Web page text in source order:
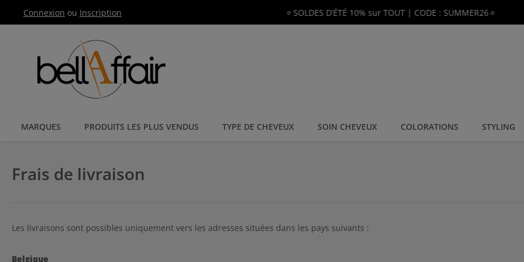
à la navigation principale
Connexion ou Inscription 🔅SOLDES D’ÉTÉ 10% sur TOUT | CODE : SUMMER26🔅
MARQUES PRODUITS LES PLUS VENDUS TYPE DE CHEVEUX SOIN CHEVEUX COLORATIONS STYLING
Frais de livraison
Les livraisons sont possibles uniquement vers les adresses situées dans les pays suivants :
Belgique